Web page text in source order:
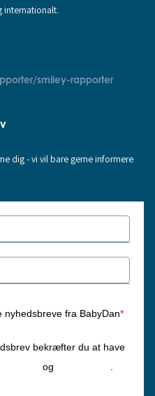
internationalt.
smiley-rapporter
dig - vi vil bare gerne informere
nyhedsbreve fra BabyDan*
bekræfter du at have
og